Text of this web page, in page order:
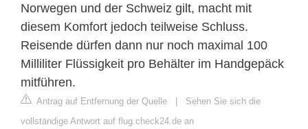
Norwegen und der Schweiz gilt, macht mit
diesem Komfort jedoch teilweise Schluss.
Reisende dürfen dann nur noch maximal 100
Milliliter Flüssigkeit pro Behälter im Handgepäck
mitführen.
Antrag auf Entfernung der Quelle | Sehen Sie sich die
vollständige Antwort auf flug.check24.de an